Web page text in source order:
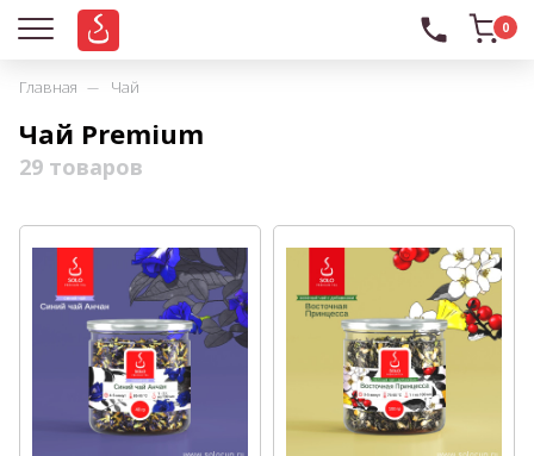
0
Главная Чай
Чай Premium
29 товаров